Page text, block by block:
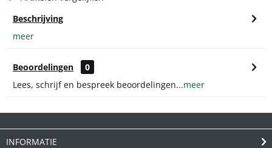
Beschrijving
meer
Beoordelingen
0
Lees, schrijf en bespreek beoordelingen...meer
INFORMATIE